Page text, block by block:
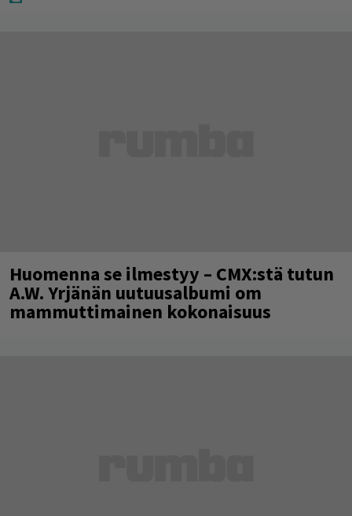
Huomenna se ilmestyy – CMX:stä tutun
A.W. Yrjänän uutuusalbumi om
mammuttimainen kokonaisuus